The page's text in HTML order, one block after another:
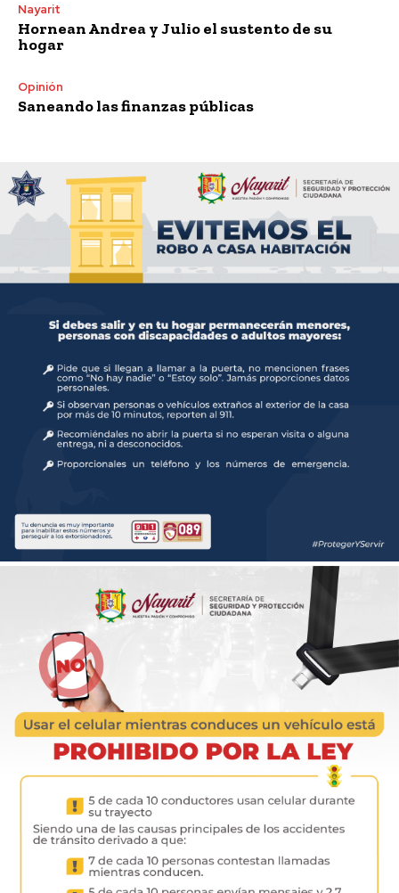
Nayarit
Hornean Andrea y Julio el sustento de su
hogar
Opinión
Saneando las finanzas públicas